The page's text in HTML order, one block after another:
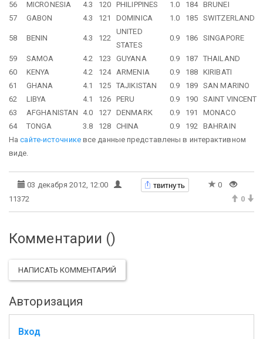
56 MICRONESIA 4.3 120 PHILIPPINES 1.0 184 BRUNEI
57
GABON 4.3 121 DOMINICA 1.0 185 SWITZERLAND
58 BENIN 4.3 122
UNITED
STATES
0.9 186 SINGAPORE
59 SAMOA 4.2 123 GUYANA 0.9 187 THAILAND
60
KENYA 4.2 124 ARMENIA 0.9 188 KIRIBATI
61
GHANA 4.1 125 TAJIKISTAN 0.9 189 SAN MARINO
62
LIBYA 4.1 126 PERU 0.9 190 SAINT VINCENT
63
AFGHANISTAN 4.0 127 DENMARK 0.9 191
MONACO
64
TONGA 3.8 128 CHINA 0.9 192
BAHRAIN
Насайте-источникевсе данные представлены в интерактивном
виде.
03 декабря 2012, 12:00 твитнуть
0
11372
0
Комментарии ()
НАПИСАТЬ КОММЕНТАРИЙ
Авторизация
Вход